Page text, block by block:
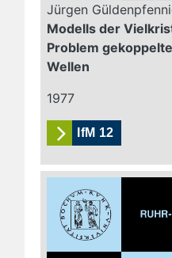
Jürgen
Modells der
Problem
Wellen
1977
IfM 12